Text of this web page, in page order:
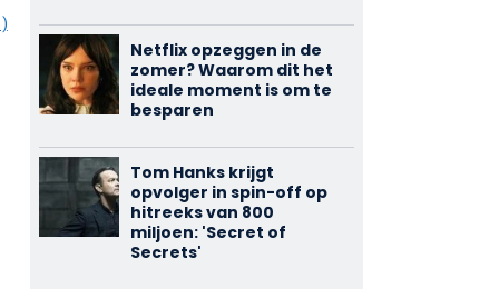
Netflix opzeggen in de
zomer? Waarom dit het
ideale moment is om te
besparen
Tom Hanks krijgt
opvolger in spin-off op
hitreeks van 800
miljoen: 'Secret of
Secrets'